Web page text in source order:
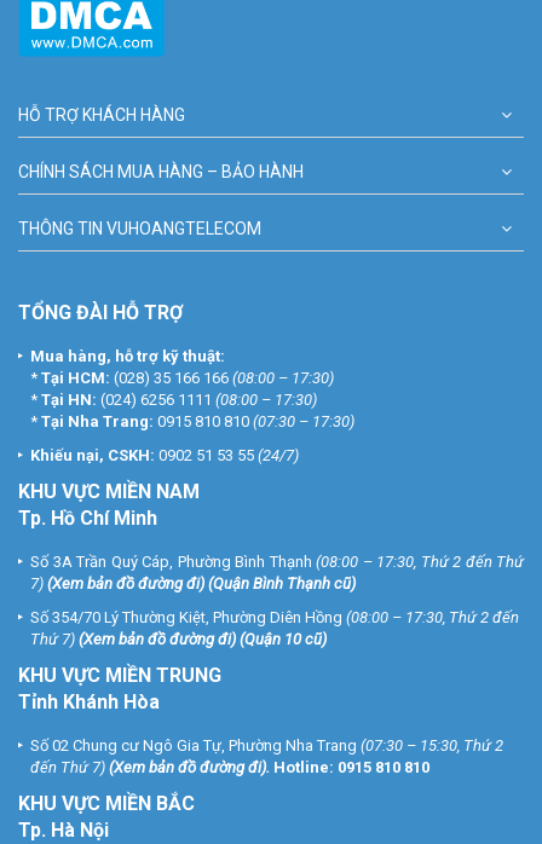
HỖ TRỢ KHÁCH HÀNG
CHÍNH SÁCH MUA HÀNG – BẢO HÀNH
THÔNG TIN VUHOANGTELECOM
TỔNG ĐÀI HỖ TRỢ
Mua hàng, hỗ trợ kỹ thuật:
* Tại HCM: (028) 35 166 166 (08:00 – 17:30)
* Tại HN: (024) 6256 1111 (08:00 – 17:30)
* Tại Nha Trang: 0915 810 810 (07:30 – 17:30)
Khiếu nại, CSKH: 0902 51 53 55 (24/7)
KHU VỰC MIỀN NAM
Tp. Hồ Chí Minh
Số 3A Trần Quý Cáp, Phường Bình Thạnh (08:00 – 17:30, Thứ 2 đến Thứ
7) (Xem bản đồ đường đi) (Quận Bình Thạnh cũ)
Số 354/70 Lý Thường Kiệt, Phường Diên Hồng (08:00 – 17:30, Thứ 2 đến
Thứ 7) (Xem bản đồ đường đi) (Quận 10 cũ)
KHU VỰC MIỀN TRUNG
Tỉnh Khánh Hòa
Số 02 Chung cư Ngô Gia Tự, Phường Nha Trang (07:30 – 15:30, Thứ 2
đến Thứ 7) (Xem bản đồ đường đi). Hotline: 0915 810 810
KHU VỰC MIỀN BẮC
Tp. Hà Nội